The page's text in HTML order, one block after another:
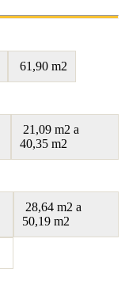
61,90 m2
21,09 m2 a
40,35 m2
28,64 m2 a
50,19 m2